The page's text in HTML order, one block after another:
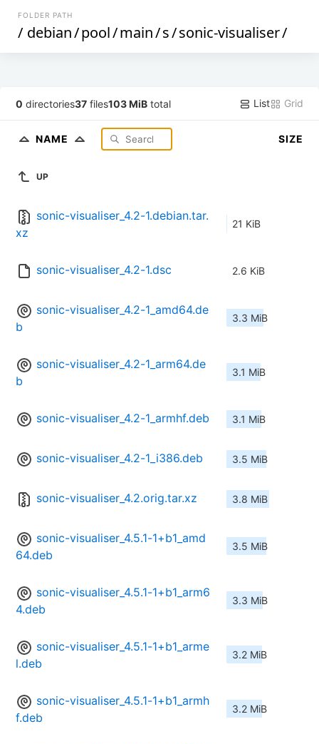
FOLDER PATH
/ debian/pool/main/s/sonic-visualiser/
0 directories37 files103 MiB total List Grid
NAME SIZE
UP
sonic-visualiser_4.2-1.debian.tar.
xz
21 KiB
sonic-visualiser_4.2-1.dsc 2.6 KiB
sonic-visualiser_4.2-1_amd64.de
b
3.3 MiB
sonic-visualiser_4.2-1_arm64.de
b
3.1 MiB
sonic-visualiser_4.2-1_armhf.deb 3.1 MiB
sonic-visualiser_4.2-1_i386.deb 3.5 MiB
sonic-visualiser_4.2.orig.tar.xz 3.8 MiB
sonic-visualiser_4.5.1-1+b1_amd
64.deb
3.5 MiB
sonic-visualiser_4.5.1-1+b1_arm6
4.deb
3.3 MiB
sonic-visualiser_4.5.1-1+b1_arme
l.deb
3.2 MiB
sonic-visualiser_4.5.1-1+b1_armh
f.deb
3.2 MiB